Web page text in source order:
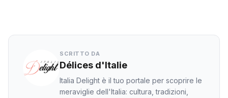
SCRITTO DA
Délices d'Italie
Italia Delight è il tuo portale per scoprire le
meraviglie dell'Italia: cultura, tradizioni,